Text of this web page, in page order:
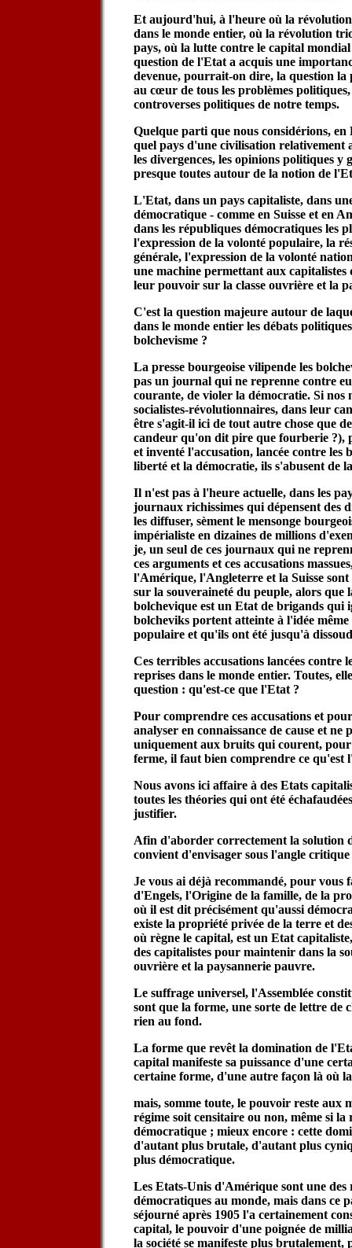
Et aujourd'hui, à l'heure où la révolution
dans le monde entier, où la révolution
pays, où la lutte contre le capital mondial
question de l'Etat a acquis une
devenue, pourrait-on dire, la question la
au cœur de tous les problèmes politiques,
controverses politiques de notre temps.
Quelque parti que nous considérions,
quel pays d'une civilisation relativement
les divergences, les opinions politiques
presque toutes autour de la notion de
L'Etat, dans un pays capitaliste, dans
démocratique - comme en Suisse et en
dans les républiques démocratiques les
l'expression de la volonté populaire, la
générale, l'expression de la volonté
une machine permettant aux capitalistes
leur pouvoir sur la classe ouvrière et la
C'est la question majeure autour de
dans le monde entier les débats
bolchevisme ?
La presse bourgeoise vilipende les
pas un journal qui ne reprenne contre
courante, de violer la démocratie. Si nos
socialistes-révolutionnaires, dans leur
être s'agit-il ici de tout autre chose que
candeur qu'on dit pire que fourberie ?),
et inventé l'accusation, lancée contre les
liberté et la démocratie, ils s'abusent de
Il n'est pas à l'heure actuelle, dans les
journaux richissimes qui dépensent des
les diffuser, sèment le mensonge
impérialiste en dizaines de millions
je, un seul de ces journaux qui ne
ces arguments et ces accusations
l'Amérique, l'Angleterre et la Suisse sont
sur la souveraineté du peuple, alors que
bolchevique est un Etat de brigands qui
bolcheviks portent atteinte à l'idée même
populaire et qu'ils ont été jusqu'à
Ces terribles accusations lancées contre
reprises dans le monde entier. Toutes,
question : qu'est-ce que l'Etat ?
Pour comprendre ces accusations et
analyser en connaissance de cause et ne
uniquement aux bruits qui courent,
ferme, il faut bien comprendre ce qu'est
Nous avons ici affaire à des Etats
toutes les théories qui ont été
justifier.
Afin d'aborder correctement la solution
convient d'envisager sous l'angle critique
Je vous ai déjà recommandé, pour vous
d'Engels, l'Origine de la famille, de la
où il est dit précisément qu'aussi
existe la propriété privée de la terre et
où règne le capital, est un Etat
des capitalistes pour maintenir dans la
ouvrière et la paysannerie pauvre.
Le suffrage universel, l'Assemblée
sont que la forme, une sorte de lettre de
rien au fond.
La forme que revêt la domination de
capital manifeste sa puissance d'une
certaine forme, d'une autre façon là où
mais, somme toute, le pouvoir reste aux
régime soit censitaire ou non, même si la
démocratique ; mieux encore : cette
d'autant plus brutale, d'autant plus
plus démocratique.
Les Etats-Unis d'Amérique sont une des
démocratiques au monde, mais dans ce
séjourné après 1905 l'a certainement
capital, le pouvoir d'une poignée de
la société se manifeste plus